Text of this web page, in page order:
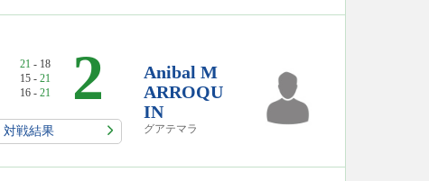
21 - 18
15 - 21
16 - 21 2
対戦結果
Anibal M
ARROQU
IN
グアテマラ